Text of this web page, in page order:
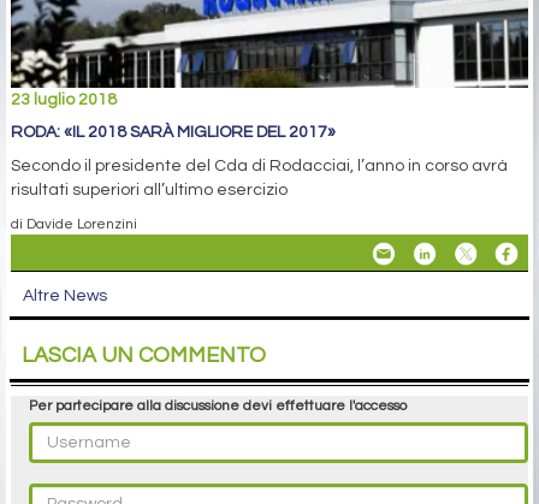
23 luglio 2018
RODA: «IL 2018 SARÀ MIGLIORE DEL 2017»
Secondo il presidente del Cda di Rodacciai, l’anno in corso avrà
risultati superiori all’ultimo esercizio
di Davide Lorenzini
Altre News
LASCIA UN COMMENTO
Per partecipare alla discussione devi effettuare l'accesso